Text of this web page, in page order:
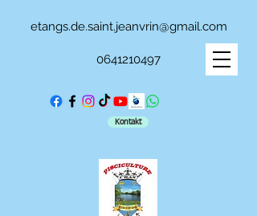
etangs.de.saint.jeanvrin@gmail.com
0641210497
Kontakt